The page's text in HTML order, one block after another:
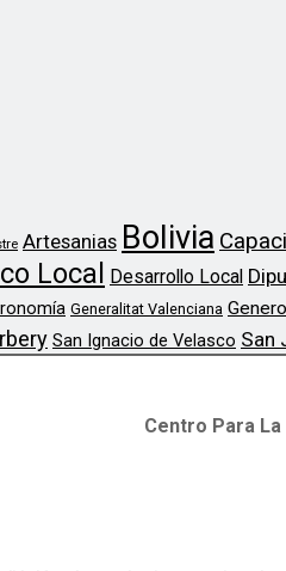
Artesanias Bolivia
Local Desarrollo Local
Generalitat Valenciana Genero
San Ignacio de Velasco San
Centro Para